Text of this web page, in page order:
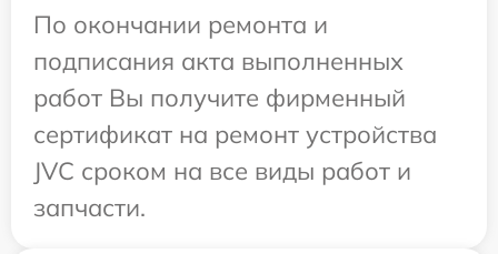
По окончании ремонта и
подписания акта выполненных
работ Вы получите фирменный
сертификат на ремонт устройства
JVC сроком на все виды работ и
запчасти.